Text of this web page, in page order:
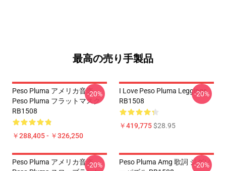
最高の売り手製品
Peso Pluma アメリカ音楽
Peso Pluma フラットマスク
RB1508
￥288,405 - ￥326,250
-20%
I Love Peso Pluma Leggings
RB1508
￥419,775$28.95
-20%
Peso Pluma アメリカ音楽-20%
Peso Pluma Amg 歌詞 ジグソ
-20%